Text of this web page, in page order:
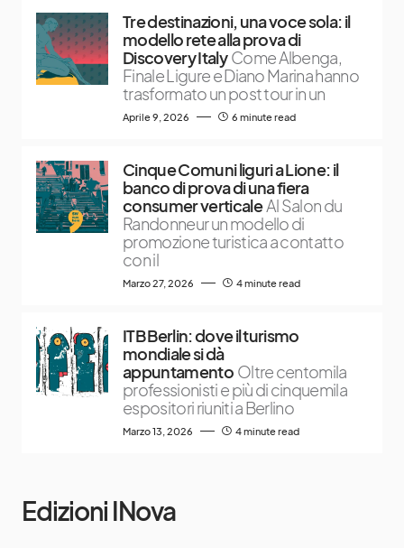
Tre destinazioni, una voce sola: il
modello rete alla prova di
Discovery Italy Come Albenga,
Finale Ligure e Diano Marina hanno
trasformato un post tour in un
Aprile 9, 2026 6 minute read
Cinque Comuni liguri a Lione: il
banco di prova di una fiera
consumer verticale Al Salon du
Randonneur un modello di
promozione turistica a contatto
con il
Marzo 27, 2026 4 minute read
ITB Berlin: dove il turismo
mondiale si dà
appuntamento Oltre centomila
professionisti e più di cinquemila
espositori riuniti a Berlino
Marzo 13, 2026 4 minute read
Edizioni INova